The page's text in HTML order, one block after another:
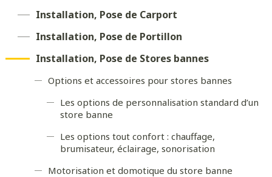
Installation, Pose de Carport
Installation, Pose de Portillon
Installation, Pose de Stores bannes
Options et accessoires pour stores bannes
Les options de personnalisation standard d’un
store banne
Les options tout confort : chauffage,
brumisateur, éclairage, sonorisation
Motorisation et domotique du store banne